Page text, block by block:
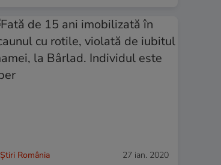
Știri România 27 ian. 2020